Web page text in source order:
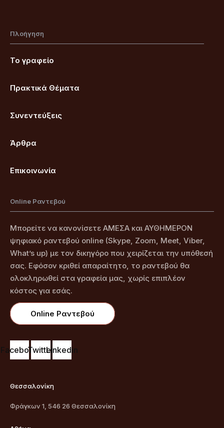
Πλοήγηση
Το γραφείο
Πρακτικά Θέματα
Συνεντεύξεις
Άρθρα
Επικοινωνία
Online Ραντεβού
Μπορείτε να κανονίσετε ΑΜΕΣΑ και ΑΥΘΗΜΕΡΟΝ
ψηφιακό ραντεβού online (Skype, Zoom, Meet, Viber,
What’s up) με τον δικηγόρο που χειρίζεται την υπόθεσή
σας. Εφόσον κριθεί απαραίτητο, το ραντεβού θα
ολοκληρωθεί στα γραφεία μας, χωρίς επιπλέον
κόστος για εσάς.
Online Ραντεβού
FacebookTwitterLinkedin
Θεσσαλονίκη
Φράγκων 1, 546 26 Θεσσαλονίκη